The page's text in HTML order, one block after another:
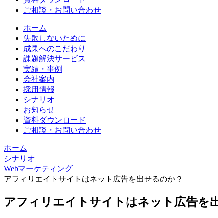
ご相談・お問い合わせ
ホーム
失敗しないために
成果へのこだわり
課題解決サービス
実績・事例
会社案内
採用情報
シナリオ
お知らせ
資料ダウンロード
ご相談・お問い合わせ
ホーム
シナリオ
Webマーケティング
アフィリエイトサイトはネット広告を出せるのか？
アフィリエイトサイトはネット広告を